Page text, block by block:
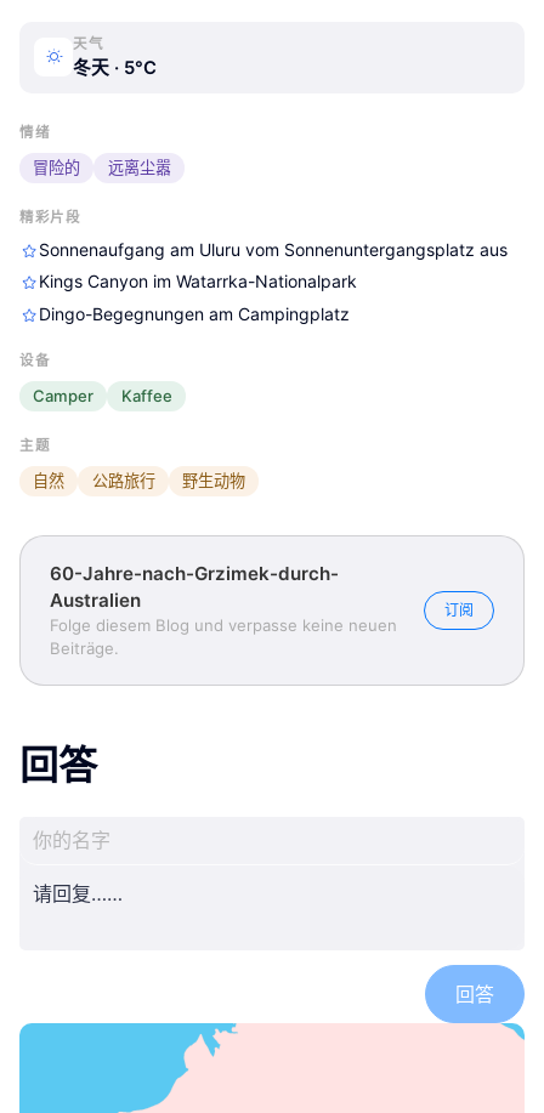
天气
冬天 · 5°C
情绪
冒险的 远离尘嚣
精彩片段
Sonnenaufgang am Uluru vom Sonnenuntergangsplatz aus
Kings Canyon im Watarrka-Nationalpark
Dingo-Begegnungen am Campingplatz
设备
Camper Kaffee
主题
自然 公路旅行 野生动物
60-Jahre-nach-Grzimek-durch-
Australien
Folge diesem Blog und verpasse keine neuen
Beiträge.
订阅
回答
回答